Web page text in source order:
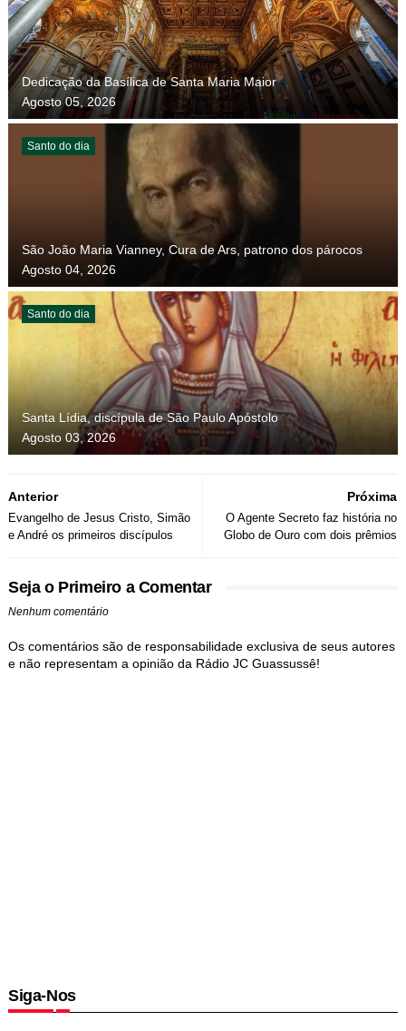
Dedicação da Basílica de Santa Maria Maior
Agosto 05, 2026
Santo do dia
São João Maria Vianney, Cura de Ars, patrono dos párocos
Agosto 04, 2026
Santo do dia
Santa Lídia, discípula de São Paulo Apóstolo
Agosto 03, 2026
Próxima
O Agente Secreto faz história no
Globo de Ouro com dois prêmios
Anterior
Evangelho de Jesus Cristo, Simão
e André os primeiros discípulos
Seja o Primeiro a Comentar
Nenhum comentário
Os comentários são de responsabilidade exclusiva de seus autores
e não representam a opinião da Rádio JC Guassussê!
Siga-Nos